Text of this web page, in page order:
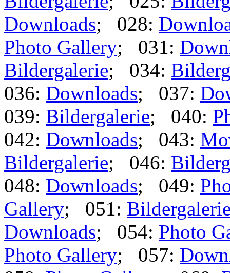
Downloads; 028:
Photo Gallery; 031:
Bildergalerie; 034:
036: Downloads; 037:
039: Bildergalerie; 040:
042: Downloads; 043:
Bildergalerie; 046:
048: Downloads; 049:
Gallery; 051:
Downloads; 054: Photo
Photo Gallery; 057: